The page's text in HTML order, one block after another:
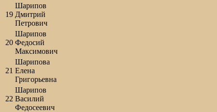
19
Шарипов
Дмитрий
Петрович
20
Шарипов
Федосий
Максимович
21
Шарипова
Елена
Григорьевна
22
Шарипов
Василий
Федосеевич